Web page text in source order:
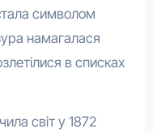
символом
намагалася
в списках
світ у 1872